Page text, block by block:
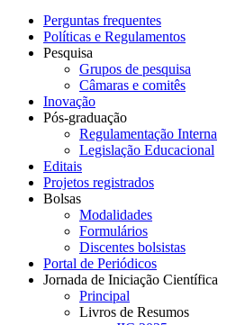
Perguntas frequentes
Políticas e Regulamentos
Pesquisa
Grupos de pesquisa
Câmaras e comitês
Inovação
Pós-graduação
Regulamentação Interna
Legislação Educacional
Editais
Projetos registrados
Bolsas
Modalidades
Formulários
Discentes bolsistas
Portal de Periódicos
Jornada de Iniciação Científica
Principal
Livros de Resumos